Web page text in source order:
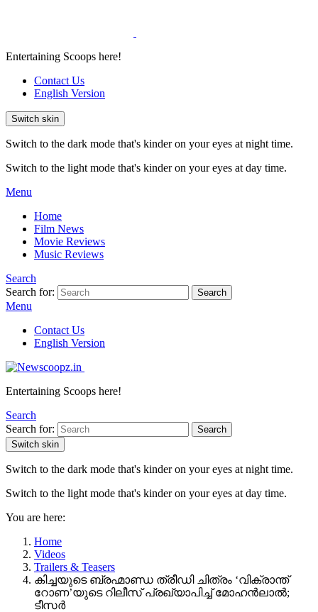
Entertaining Scoops here!
Contact Us
English Version
Switch skin
Switch to the dark mode that's kinder on your eyes at night time.
Switch to the light mode that's kinder on your eyes at day time.
Menu
Home
Film News
Movie Reviews
Music Reviews
Search
Search for:
Search
Menu
Contact Us
English Version
Entertaining Scoops here!
Search
Search for:
Search
Switch skin
Switch to the dark mode that's kinder on your eyes at night time.
Switch to the light mode that's kinder on your eyes at day time.
You are here:
Home
Videos
Trailers & Teasers
കിച്ചയുടെ ബ്രഹ്മാണ്ഡ ത്രീഡി ചിത്രം ‘വിക്രാന്ത്
റോണ’യുടെ റിലീസ് പ്രഖ്യാപിച്ച് മോഹൻലാൽ;
ടീസര്‍